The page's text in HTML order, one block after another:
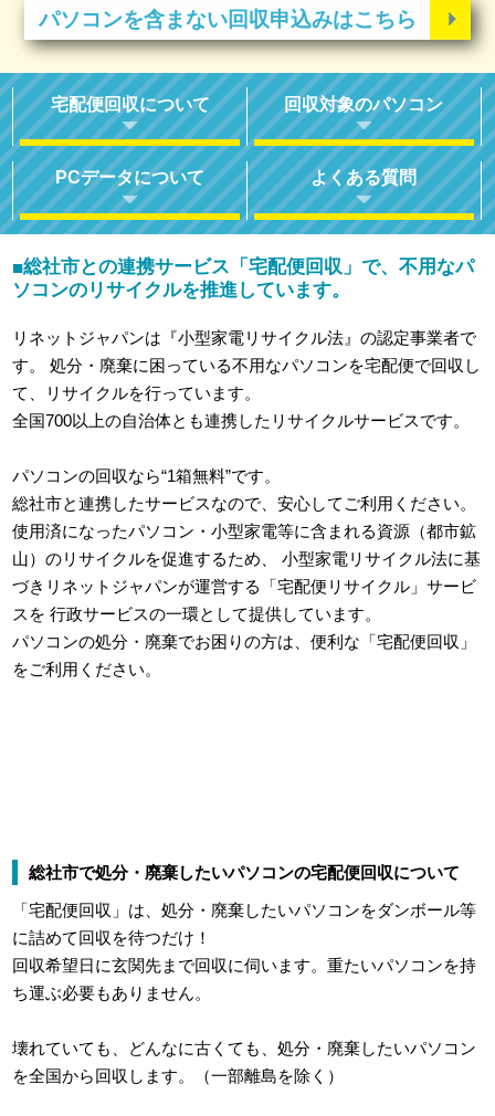
パソコンを含まない回収申込みはこちら
宅配便回収について 回収対象のパソコン
PCデータについて よくある質問
■総社市との連携サービス「宅配便回収」で、不用なパ
ソコンのリサイクルを推進しています。
リネットジャパンは『小型家電リサイクル法』の認定事業者で
す。
処分・廃棄に困っている不用なパソコンを宅配便で回収し
て、リサイクルを行っています。
全国700以上の自治体とも連携したリサイクルサービスです。
パソコンの回収なら“1箱無料”です。
総社市と連携したサービスなので、安心してご利用ください。
使用済になったパソコン・小型家電等に含まれる資源（都市鉱
山）のリサイクルを促進するため、
小型家電リサイクル法に基
づきリネットジャパンが運営する「宅配便リサイクル」サービ
スを 行政サービスの一環として提供しています。
パソコンの処分・廃棄でお困りの方は、便利な「宅配便回収」
をご利用ください。
総社市で処分・廃棄したいパソコンの宅配便回収について
「宅配便回収」は、処分・廃棄したいパソコンをダンボール等
に詰めて回収を待つだけ！
回収希望日に玄関先まで回収に伺います。重たいパソコンを持
ち運ぶ必要もありません。
壊れていても、どんなに古くても、処分・廃棄したいパソコン
を全国から回収します。（一部離島を除く）